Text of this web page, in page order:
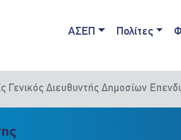
Main
ΑΣΕΠ Πολίτες
Γενικός Διευθυντής Δημοσίων